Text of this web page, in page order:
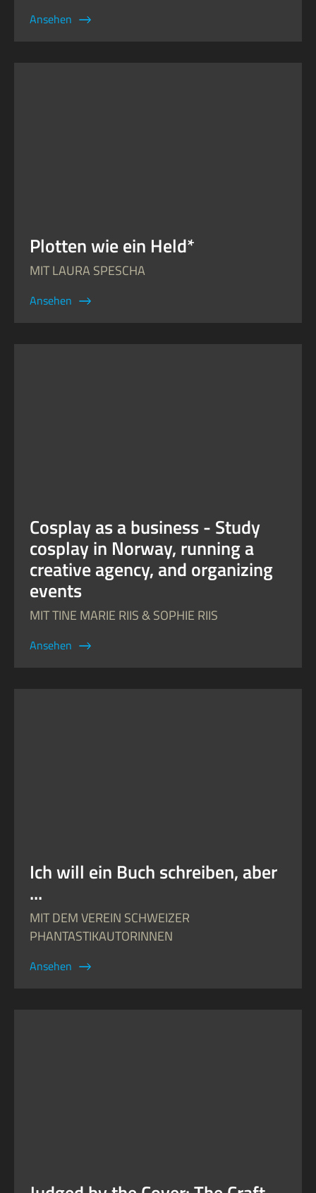
Ansehen
Plotten wie ein Held*
MIT LAURA SPESCHA
Ansehen
Cosplay as a business - Study
cosplay in Norway, running a
creative agency, and organizing
events
MIT TINE MARIE RIIS & SOPHIE RIIS
Ansehen
Ich will ein Buch schreiben, aber
...
MIT DEM VEREIN SCHWEIZER
PHANTASTIKAUTORINNEN
Ansehen